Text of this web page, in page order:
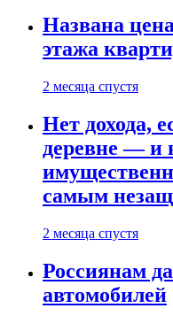
Названа
этажа
2 месяца спустя
Нет дохода,
деревне — и
самым
2 месяца спустя
Россиянам
автомобилей